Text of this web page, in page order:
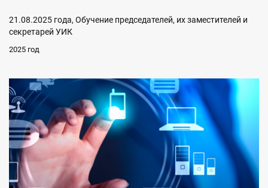
21.08.2025 года, Обучение председателей, их заместителей и
секретарей УИК
2025 год